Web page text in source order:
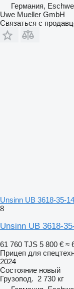
Германия,
Uwe Mueller GmbH
Связаться с
Unsinn UB 3618-35-
8
Unsinn UB 3618-
61 760 TJS 5 800 € ≈
Прицеп для
2024
Состояние новый
Грузопод. 2 730 кг